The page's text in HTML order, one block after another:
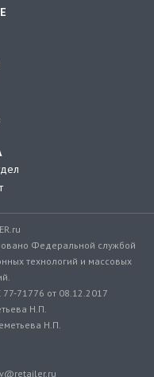
Федеральной службой
технологий и массовых
71776 от 08.12.2017
Н.П.
Н.П.